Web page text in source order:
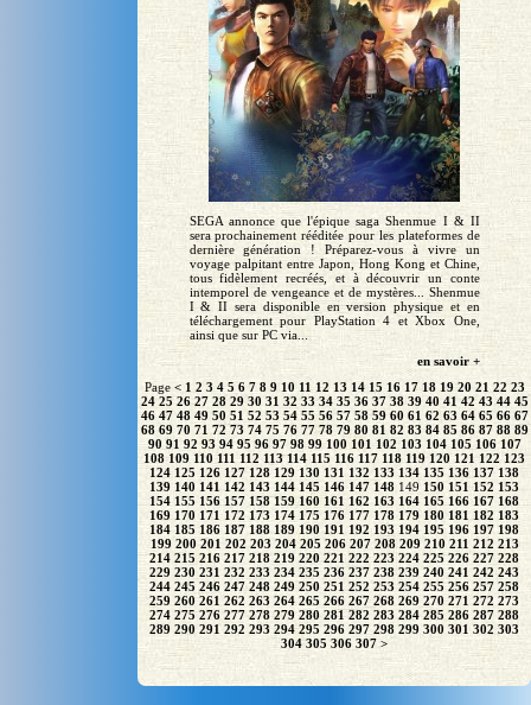
SEGA annonce que l'épique saga Shenmue I & II
sera prochainement rééditée pour les plateformes de
dernière génération ! Préparez-vous à vivre un
voyage palpitant entre Japon, Hong Kong et Chine,
tous fidèlement recréés, et à découvrir un conte
intemporel de vengeance et de mystères... Shenmue
I & II sera disponible en version physique et en
téléchargement pour PlayStation 4 et Xbox One,
ainsi que sur PC via...
en savoir +
Page < 1 2 3 4 5 6 7 8 9 10 11 12 13 14 15 16 17 18 19 20 21 22 23
24 25 26 27 28 29 30 31 32 33 34 35 36 37 38 39 40 41 42 43 44 45
46 47 48 49 50 51 52 53 54 55 56 57 58 59 60 61 62 63 64 65 66 67
68 69 70 71 72 73 74 75 76 77 78 79 80 81 82 83 84 85 86 87 88 89
90 91 92 93 94 95 96 97 98 99 100 101 102 103 104 105 106 107
108 109 110 111 112 113 114 115 116 117 118 119 120 121 122 123
124 125 126 127 128 129 130 131 132 133 134 135 136 137 138
139 140 141 142 143 144 145 146 147 148 149 150 151 152 153
154 155 156 157 158 159 160 161 162 163 164 165 166 167 168
169 170 171 172 173 174 175 176 177 178 179 180 181 182 183
184 185 186 187 188 189 190 191 192 193 194 195 196 197 198
199 200 201 202 203 204 205 206 207 208 209 210 211 212 213
214 215 216 217 218 219 220 221 222 223 224 225 226 227 228
229 230 231 232 233 234 235 236 237 238 239 240 241 242 243
244 245 246 247 248 249 250 251 252 253 254 255 256 257 258
259 260 261 262 263 264 265 266 267 268 269 270 271 272 273
274 275 276 277 278 279 280 281 282 283 284 285 286 287 288
289 290 291 292 293 294 295 296 297 298 299 300 301 302 303
304 305 306 307 >